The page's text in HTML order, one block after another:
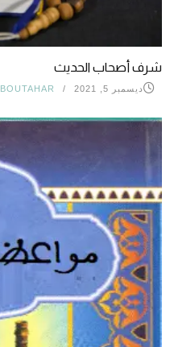
شرف أصحاب الحديث
ديسمبر 5, 2021 BOUTAHAR